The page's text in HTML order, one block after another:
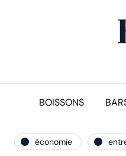
BOISSONS
économie